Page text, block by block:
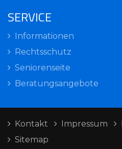
SERVICE
Informationen
Rechtsschutz
Seniorenseite
Beratungsangebote
Kontakt Impressum
Sitemap